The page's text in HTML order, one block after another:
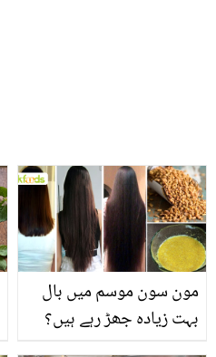
مون سون موسم میں بال
بہت زیادہ جھڑ رہے ہیں؟